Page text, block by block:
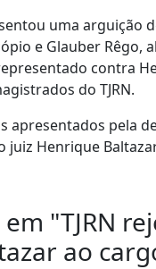
uma arguição
e Glauber
contra
do TJRN.
apresentados pela
juiz Henrique
"TJRN
ao